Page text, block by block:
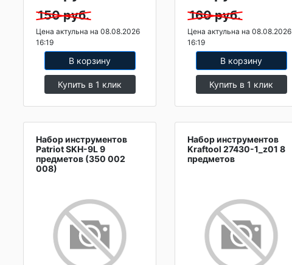
150 руб.
Цена актульна на 08.08.2026
16:19
В корзину
Купить в 1 клик
160 руб.
Цена актульна на 08.08.2026
16:19
В корзину
Купить в 1 клик
Набор инструментов
Patriot SKH-9L 9
предметов (350 002
008)
Набор инструментов
Kraftool 27430-1_z01 8
предметов